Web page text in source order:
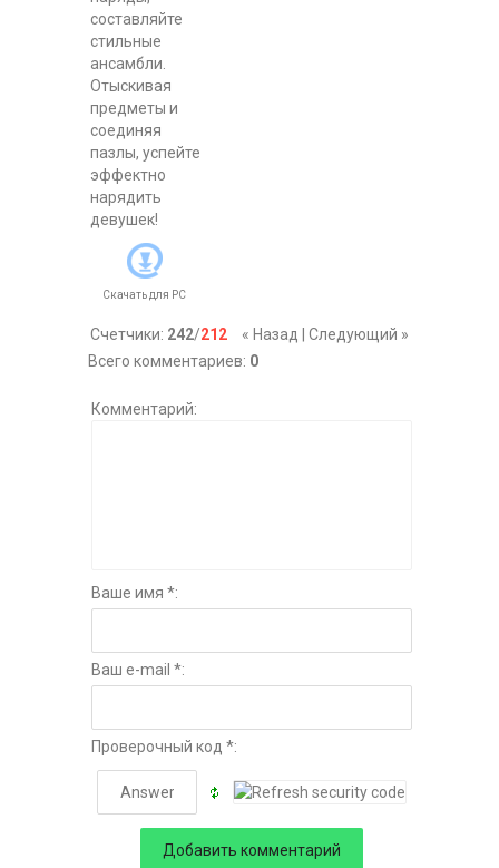
составляйте
стильные
ансамбли.
Отыскивая
предметы и
соединяя
пазлы, успейте
эффектно
нарядить
девушек!
Скачать для PC
« Назад Следующий »
Счетчики: 242/212
Всего комментариев: 0
Комментарий:
Ваше имя *:
Ваш e-mail *:
Проверочный код *: